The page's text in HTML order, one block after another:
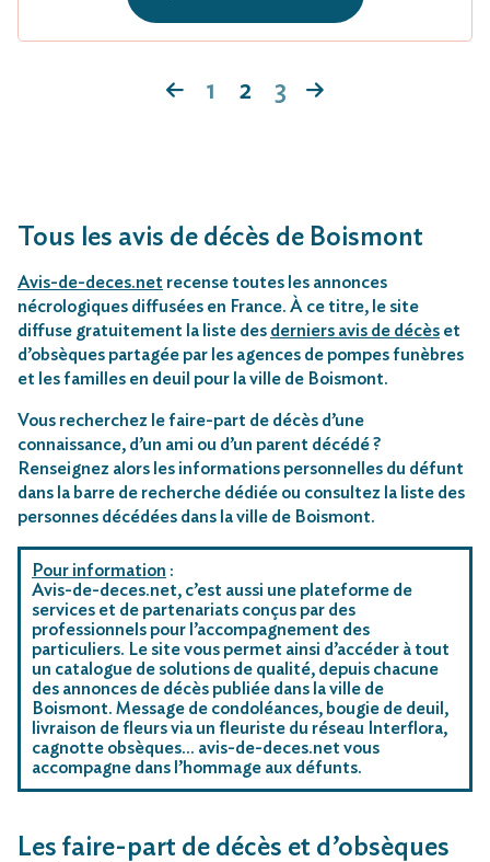
1 2 3
Tous les avis de décès de Boismont
Avis-de-deces.net recense toutes les annonces
nécrologiques diffusées en France. À ce titre, le site
diffuse gratuitement la liste des derniers avis de décès et
d’obsèques partagée par les agences de pompes funèbres
et les familles en deuil pour la ville de Boismont.
Vous recherchez le faire-part de décès d’une
connaissance, d’un ami ou d’un parent décédé ?
Renseignez alors les informations personnelles du défunt
dans la barre de recherche dédiée ou consultez la liste des
personnes décédées dans la ville de Boismont.
Pour information :
Avis-de-deces.net, c’est aussi une plateforme de
services et de partenariats conçus par des
professionnels pour l’accompagnement des
particuliers. Le site vous permet ainsi d’accéder à tout
un catalogue de solutions de qualité, depuis chacune
des annonces de décès publiée dans la ville de
Boismont. Message de condoléances, bougie de deuil,
livraison de fleurs via un fleuriste du réseau Interflora,
cagnotte obsèques… avis-de-deces.net vous
accompagne dans l’hommage aux défunts.
Les faire-part de décès et d’obsèques